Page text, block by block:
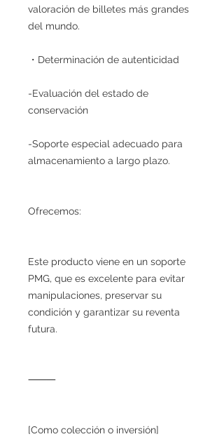
valoración de billetes más grandes
del mundo.
・Determinación de autenticidad
-Evaluación del estado de
conservación
-Soporte especial adecuado para
almacenamiento a largo plazo.
Ofrecemos:
Este producto viene en un soporte
PMG, que es excelente para evitar
manipulaciones, preservar su
condición y garantizar su reventa
futura.
⸻
[Como colección o inversión]